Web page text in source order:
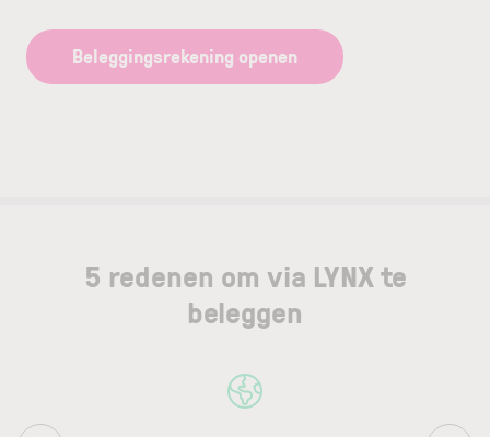
Beleggingsrekening openen
5 redenen om via LYNX te
beleggen